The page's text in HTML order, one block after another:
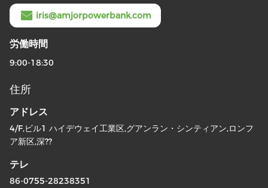
iris@amjorpowerbank.com
労働時間
9:00-18:30
住所
アドレス
4/F,ビル1 ハイデウェイ工業区,グアンラン・シンティアン,ロンフ
ア新区,深??
テレ
86-0755-28238351